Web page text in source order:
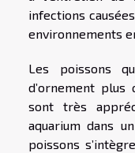
infections
environnements
Les poissons
d’ornement plus
sont très
aquarium dans
poissons